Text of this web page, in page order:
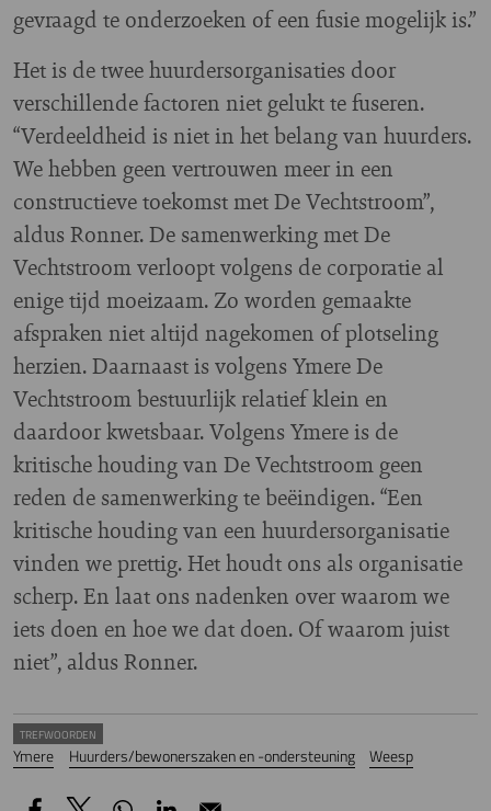
gevraagd te onderzoeken of een fusie mogelijk is.”
Het is de twee huurdersorganisaties door
verschillende factoren niet gelukt te fuseren.
“Verdeeldheid is niet in het belang van huurders.
We hebben geen vertrouwen meer in een
constructieve toekomst met De Vechtstroom”,
aldus Ronner. De samenwerking met De
Vechtstroom verloopt volgens de corporatie al
enige tijd moeizaam. Zo worden gemaakte
afspraken niet altijd nagekomen of plotseling
herzien. Daarnaast is volgens Ymere De
Vechtstroom bestuurlijk relatief klein en
daardoor kwetsbaar. Volgens Ymere is de
kritische houding van De Vechtstroom geen
reden de samenwerking te beëindigen. “Een
kritische houding van een huurdersorganisatie
vinden we prettig. Het houdt ons als organisatie
scherp. En laat ons nadenken over waarom we
iets doen en hoe we dat doen. Of waarom juist
niet”, aldus Ronner.
TREFWOORDEN
Ymere Huurders/bewonerszaken en -ondersteuning Weesp